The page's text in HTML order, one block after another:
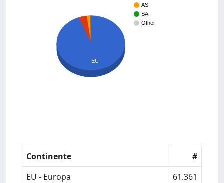
AS
SA
Other
EU
Continente
#
EU - Europa
61.361